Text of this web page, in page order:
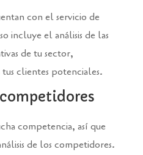
con el servicio de
incluye el análisis de las
de tu sector,
clientes potenciales.
competencia, así que
de los competidores.